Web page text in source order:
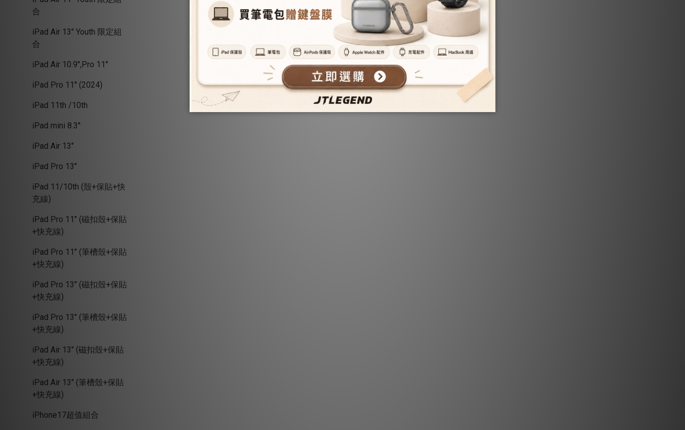
合
iPad Air 13" Youth 限定組
合
iPad Air 10.9'',Pro 11''
iPad Pro 11'' (2024)
iPad 11th /10th
iPad mini 8.3''
iPad Air 13"
iPad Pro 13"
iPad 11/10th (殼+保貼+快
充線)
iPad Pro 11" (磁扣殼+保貼
+快充線)
iPad Pro 11" (筆槽殼+保貼
+快充線)
iPad Pro 13" (磁扣殼+保貼
+快充線)
iPad Pro 13" (筆槽殼+保貼
+快充線)
iPad Air 13" (磁扣殼+保貼
+快充線)
iPad Air 13" (筆槽殼+保貼
+快充線)
iPhone17超值組合